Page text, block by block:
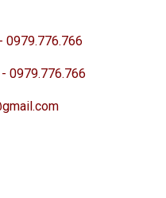
0979.776.766
0979.776.766